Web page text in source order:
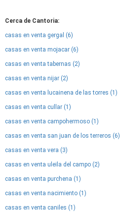
Cerca de Cantoria:
casas en venta gergal (6)
casas en venta mojacar (6)
casas en venta tabernas (2)
casas en venta nijar (2)
casas en venta lucainena de las torres (1)
casas en venta cullar (1)
casas en venta campohermoso (1)
casas en venta san juan de los terreros (6)
casas en venta vera (3)
casas en venta uleila del campo (2)
casas en venta purchena (1)
casas en venta nacimiento (1)
casas en venta caniles (1)